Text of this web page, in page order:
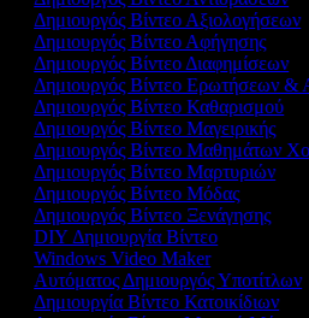
Δημιουργός Βίντεο Αξιολογήσεων
Δημιουργός Βίντεο Αφήγησης
Δημιουργός Βίντεο Διαφημίσεων
Δημιουργός Βίντεο Ερωτήσεων
Δημιουργός Βίντεο Καθαρισμού
Δημιουργός Βίντεο Μαγειρικής
Δημιουργός Βίντεο Μαθημάτων
Δημιουργός Βίντεο Μαρτυριών
Δημιουργός Βίντεο Μόδας
Δημιουργός Βίντεο Ξενάγησης
DIY Δημιουργία Βίντεο
Windows Video Maker
Αυτόματος Δημιουργός Υποτίτλων
Δημιουργία Βίντεο Κατοικίδιων